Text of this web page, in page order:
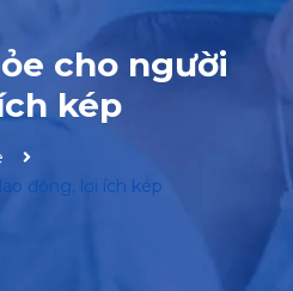
cho người
kép
động, lợi ích kép